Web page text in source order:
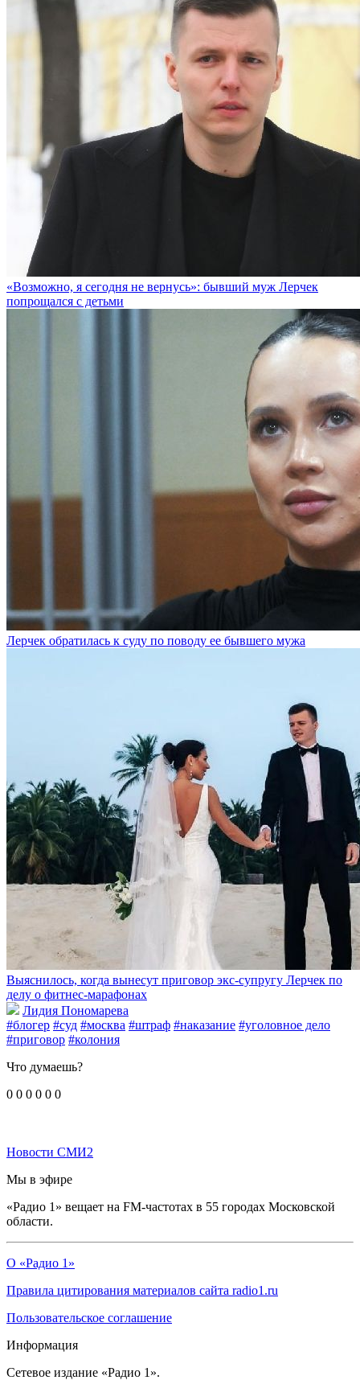
«Возможно, я сегодня не вернусь»: бывший муж Лерчек
попрощался с детьми
Лерчек обратилась к суду по поводу ее бывшего мужа
Выяснилось, когда вынесут приговор экс-супругу Лерчек по
делу о фитнес-марафонах
Лидия Пономарева
#блогер #суд #москва #штраф #наказание #уголовное дело
#приговор #колония
Что думаешь?
0 0 0 0 0 0
Новости СМИ2
Мы в эфире
«Радио 1» вещает на FM-частотах в 55 городах Московской
области.
О «Радио 1»
Правила цитирования материалов сайта radio1.ru
Пользовательское соглашение
Информация
Сетевое издание «Радио 1».